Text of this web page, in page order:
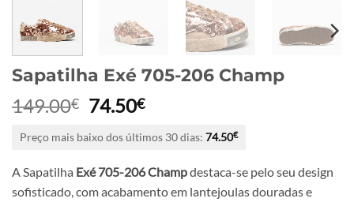
Sapatilha Exé 705-206 Champ
149.00€ O
original
era:
149.00€.
74.50€O
atual
é:
74.50€.
Preço mais baixo dos últimos 30 dias: 74.50€
A Sapatilha Exé 705-206 Champdestaca-se pelo seu design
sofisticado, com acabamento em lantejoulas douradas e